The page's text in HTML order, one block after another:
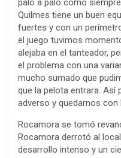
palo a palo como
Quilmes tiene un buen
fuertes y con un
el juego tuvimos
alejaba en el tanteador,
el problema con una
mucho sumado que
que la pelota entrara. Así
adverso y quedarnos con
Rocamora se tomó
Rocamora derrotó al
desarrollo intenso y un